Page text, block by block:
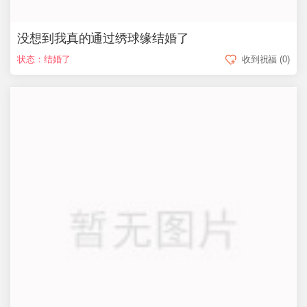
没想到我真的通过绣球缘结婚了
状态：结婚了 收到祝福(0)